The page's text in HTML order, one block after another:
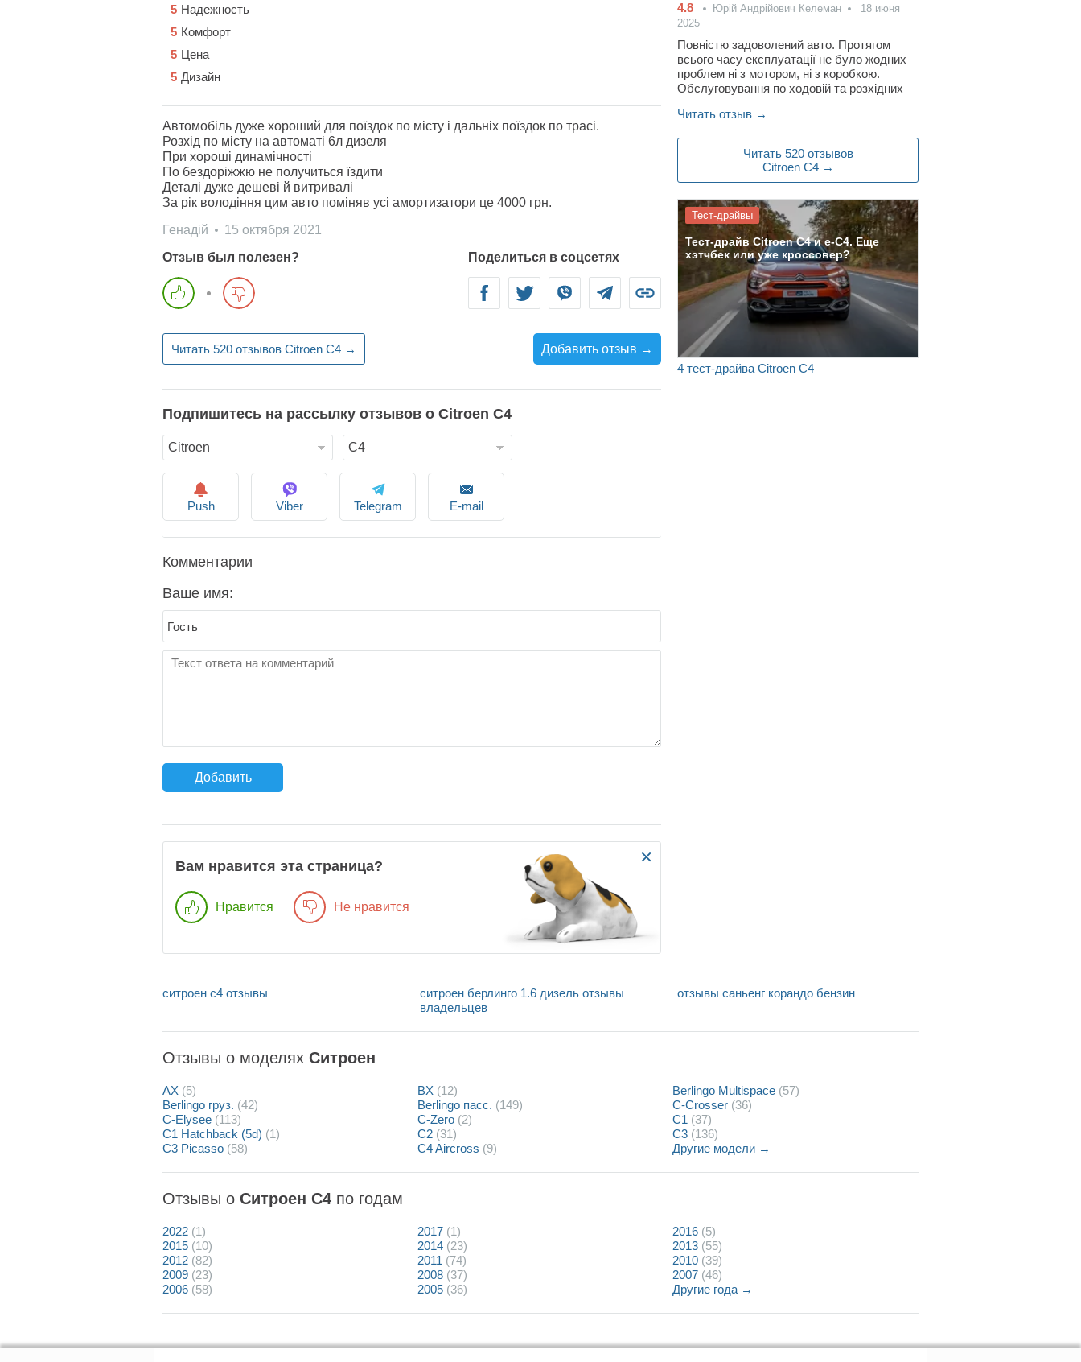
Надежность
5
Комфорт
5
Цена
5
Дизайн
5
Автомобіль дуже хороший для поїздок по місту і дальніх поїздок по трасі.
Розхід по місту на автоматі 6л дизеля
При хороші динамічності
По бездоріжжю не получиться їздити
Деталі дуже дешеві й витривалі
За рік володіння цим авто поміняв усі амортизатори це 4000 грн.
Генадій
15 октября 2021
Отзыв был полезен?
Поделиться в соцсетях
Facebook Twitter Viber
Читать 520 отзывов Citroen C4 → Добавить отзыв →
Подпишитесь на рассылку отзывов о Citroen C4
Push Viber Telegram E-mail
Комментарии
Ваше имя:
Добавить
×
Вам нравится эта страница?
Нравится Не нравится
4.8 Юрій Андрійович Келеман
18 июня
2025
Повністю задоволений авто. Протягом
всього часу експлуатації не було жодних
проблем ні з мотором, ні з коробкою.
Обслуговування по ходовій та розхідних
Читать отзыв →
Читать 520 отзывов
Citroen C4 →
4 тест-драйва Citroen C4
Тест-драйвы
Тест-драйв Citroen C4 и e-C4. Еще
хэтчбек или уже кроссовер?
ситроен с4 отзывы
ситроен берлинго 1.6 дизель отзывы
владельцев
отзывы саньенг корандо бензин
Отзывы о моделях Ситроен
AX (5) BX (12) Berlingo Multispace (57)
Berlingo груз. (42) Berlingo пасс. (149) C-Crosser (36)
C-Elysee (113) C-Zero (2) C1 (37)
C1 Hatchback (5d) (1) C2 (31) C3 (136)
C3 Picasso (58) C4 Aircross (9) Другие модели →
Отзывы о Ситроен C4 по годам
2022 (1) 2017 (1) 2016 (5)
2015 (10) 2014 (23) 2013 (55)
2012 (82) 2011 (74) 2010 (39)
2009 (23) 2008 (37) 2007 (46)
2006 (58) 2005 (36) Другие года →